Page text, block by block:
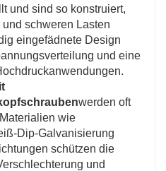
und sind so konstruiert,
schweren Lasten
eingefädnete Design
und eine
werden oft
wie
Dip-Galvanisierung
schützen die
und